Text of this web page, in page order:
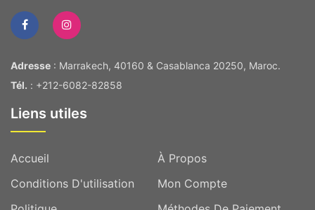
Adresse : Marrakech, 40160 & Casablanca 20250, Maroc.
Tél. : +212-6082-82858
Liens utiles
Accueil
À Propos
Conditions D'utilisation
Mon Compte